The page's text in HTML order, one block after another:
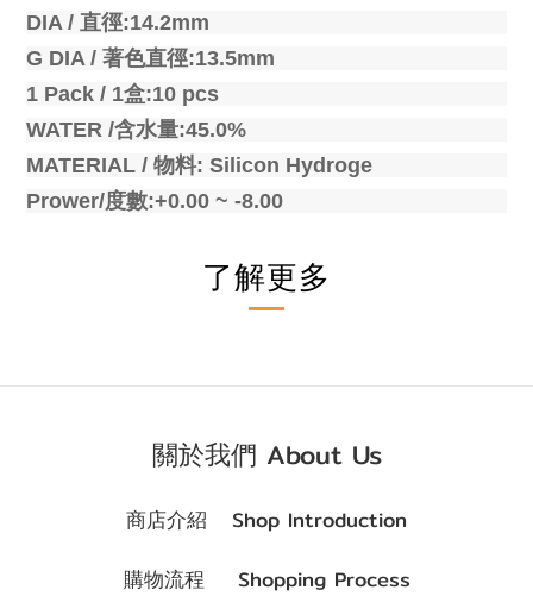
DIA / 直徑:14.2mm
G DIA / 著色直徑:13.5mm
1 Pack / 1盒:10 pcs
WATER /含水量:45.0%
MATERIAL / 物料: Silicon Hydroge
Prower/度數:+0.00 ~ -8.00
了解更多
關於我們 About Us
商店介紹 Shop Introduction
購物流程 Shopping Process